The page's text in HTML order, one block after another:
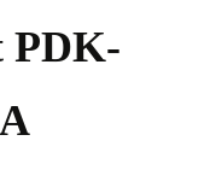
PDK-